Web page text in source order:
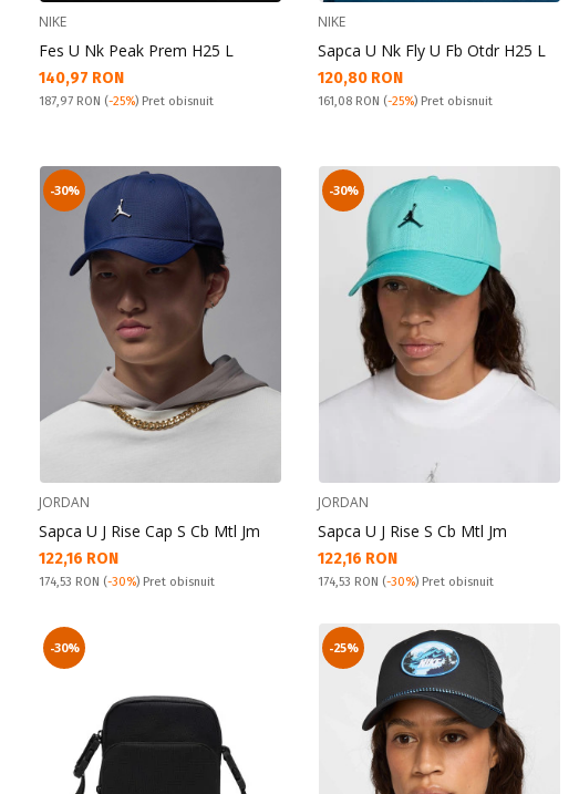
NIKE
Fes U Nk Peak Prem H25 L
Текуща цена:
140,97 RON
Pret obisnuit:
187,97 RON (-25%) Pret obisnuit
NIKE
Sapca U Nk Fly U Fb Otdr H25 L
Текуща цена:
120,80 RON
Pret obisnuit:
161,08 RON (-25%) Pret obisnuit
-30%
JORDAN
Sapca U J Rise Cap S Cb Mtl Jm
Текуща цена:
122,16 RON
Pret obisnuit:
174,53 RON (-30%) Pret obisnuit
-30%
JORDAN
Sapca U J Rise S Cb Mtl Jm
Текуща цена:
122,16 RON
Pret obisnuit:
174,53 RON (-30%) Pret obisnuit
-30% -25%